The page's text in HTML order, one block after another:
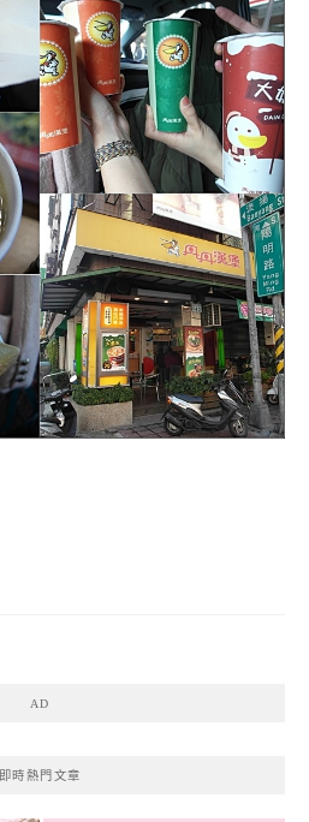
AD
即時熱門文章